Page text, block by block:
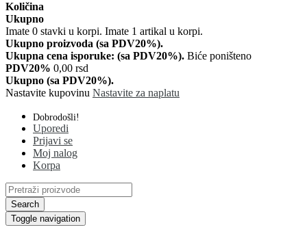
Količina
Ukupno
Imate 0 stavki u korpi. Imate 1 artikal u korpi.
Ukupno proizvoda (sa PDV20%).
Ukupna cena isporuke: (sa PDV20%). Biće poništeno
PDV20% 0,00 rsd
Ukupno (sa PDV20%).
Nastavite kupovinu Nastavite za naplatu
Dobrodošli!
Uporedi
Prijavi se
Moj nalog
Korpa
Search
Toggle navigation